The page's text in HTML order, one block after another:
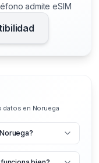
admite eSIM
en Noruega